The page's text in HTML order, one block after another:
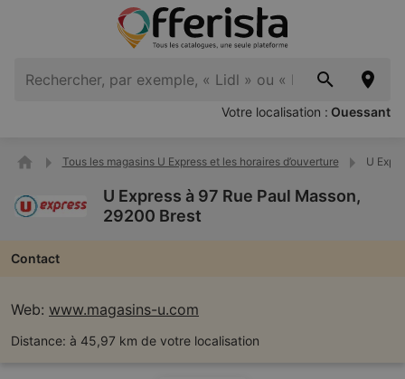
Votre localisation : Ouessant
Tous les magasins U Express et les horaires d’ouverture U
U Express à 97 Rue Paul Masson,
29200 Brest
Contact
Web: www.magasins-u.com
Distance: à 45,97 km de votre localisation